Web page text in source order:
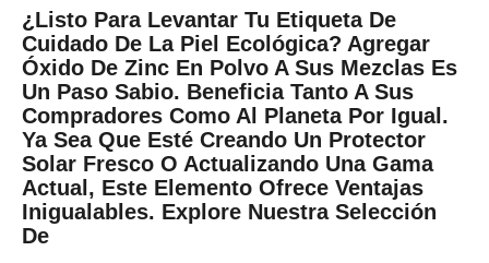
¿Listo Para Levantar Tu Etiqueta De
Cuidado De La Piel Ecológica? Agregar
Óxido De Zinc En Polvo A Sus Mezclas Es
Un Paso Sabio. Beneficia Tanto A Sus
Compradores Como Al Planeta Por Igual.
Ya Sea Que Esté Creando Un Protector
Solar Fresco O Actualizando Una Gama
Actual, Este Elemento Ofrece Ventajas
Inigualables. Explore Nuestra Selección
De